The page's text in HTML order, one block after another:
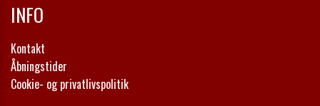
INFO
Kontakt
Åbningstider
Cookie- og privatlivspolitik